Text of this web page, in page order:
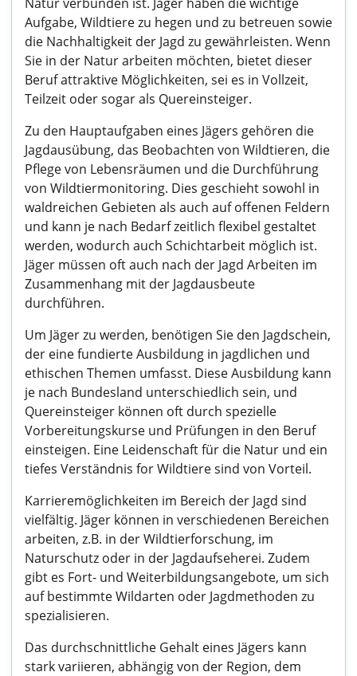
Aufgabe, Wildtiere zu hegen und zu betreuen sowie
die Nachhaltigkeit der Jagd zu gewährleisten. Wenn
Sie in der Natur arbeiten möchten, bietet dieser
Beruf attraktive Möglichkeiten, sei es in Vollzeit,
Teilzeit oder sogar als Quereinsteiger.
Zu den Hauptaufgaben eines Jägers gehören die
Jagdausübung, das Beobachten von Wildtieren, die
Pflege von Lebensräumen und die Durchführung
von Wildtiermonitoring. Dies geschieht sowohl in
waldreichen Gebieten als auch auf offenen Feldern
und kann je nach Bedarf zeitlich flexibel gestaltet
werden, wodurch auch Schichtarbeit möglich ist.
Jäger müssen oft auch nach der Jagd Arbeiten im
Zusammenhang mit der Jagdausbeute
durchführen.
Um Jäger zu werden, benötigen Sie den Jagdschein,
der eine fundierte Ausbildung in jagdlichen und
ethischen Themen umfasst. Diese Ausbildung kann
je nach Bundesland unterschiedlich sein, und
Quereinsteiger können oft durch spezielle
Vorbereitungskurse und Prüfungen in den Beruf
einsteigen. Eine Leidenschaft für die Natur und ein
tiefes Verständnis for Wildtiere sind von Vorteil.
Karrieremöglichkeiten im Bereich der Jagd sind
vielfältig. Jäger können in verschiedenen Bereichen
arbeiten, z.B. in der Wildtierforschung, im
Naturschutz oder in der Jagdaufseherei. Zudem
gibt es Fort- und Weiterbildungsangebote, um sich
auf bestimmte Wildarten oder Jagdmethoden zu
spezialisieren.
Das durchschnittliche Gehalt eines Jägers kann
stark variieren, abhängig von der Region, dem